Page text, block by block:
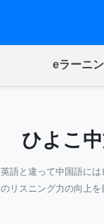
eラーニ
ひよこ
語と違って中国語に
リスニング力の向上